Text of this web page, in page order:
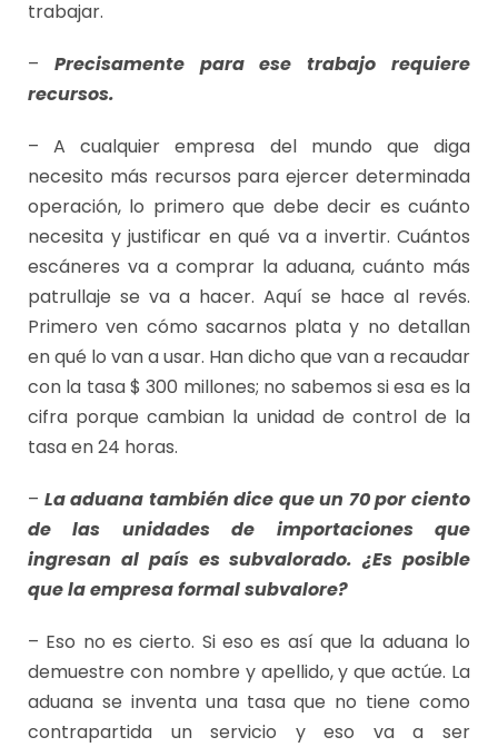
trabajar.
– Precisamente para ese trabajo requiere
recursos.
– A cualquier empresa del mundo que diga
necesito más recursos para ejercer determinada
operación, lo primero que debe decir es cuánto
necesita y justificar en qué va a invertir. Cuántos
escáneres va a comprar la aduana, cuánto más
patrullaje se va a hacer. Aquí se hace al revés.
Primero ven cómo sacarnos plata y no detallan
en qué lo van a usar. Han dicho que van a recaudar
con la tasa $ 300 millones; no sabemos si esa es la
cifra porque cambian la unidad de control de la
tasa en 24 horas.
– La aduana también dice que un 70 por ciento
de las unidades de importaciones que
ingresan al país es subvalorado. ¿Es posible
que la empresa formal subvalore?
– Eso no es cierto. Si eso es así que la aduana lo
demuestre con nombre y apellido, y que actúe. La
aduana se inventa una tasa que no tiene como
contrapartida un servicio y eso va a ser